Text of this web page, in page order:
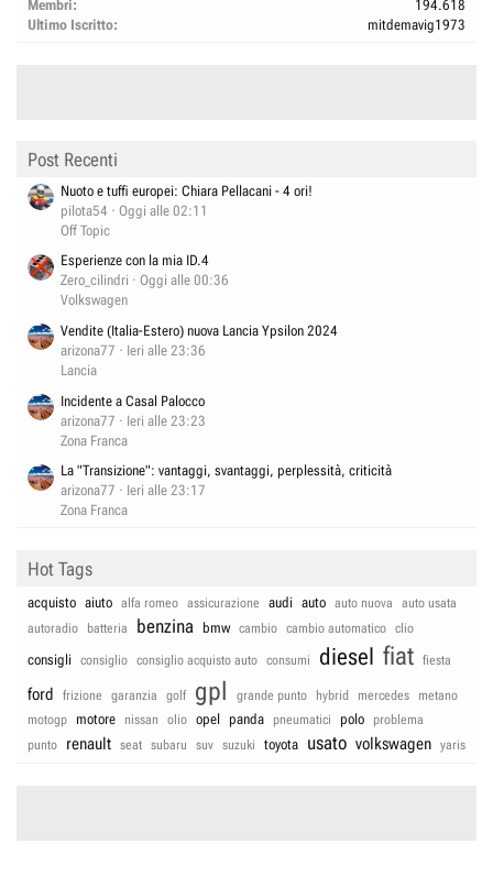
Membri
194.618
Ultimo Iscritto
mitdemavig1973
Post Recenti
Nuoto e tuffi europei: Chiara Pellacani - 4 ori!
pilota54
Oggi alle 02:11
Off Topic
Esperienze con la mia ID.4
Zero_cilindri
Oggi alle 00:36
Volkswagen
Vendite (Italia-Estero) nuova Lancia Ypsilon 2024
arizona77
Ieri alle 23:36
Lancia
Incidente a Casal Palocco
arizona77
Ieri alle 23:23
Zona Franca
La "Transizione": vantaggi, svantaggi, perplessità, criticità
arizona77
Ieri alle 23:17
Zona Franca
Hot Tags
acquisto aiuto alfa romeo assicurazione audi auto auto nuova
auto usata
autoradio
batteria benzina bmw cambio cambio automatico clio
consigli consiglio consiglio acquisto auto consumi diesel fiat fiesta
ford frizione garanzia golf gpl grande punto hybrid mercedes
metano
motogp
motore nissan olio opel panda pneumatici polo
problema
punto
renault seat subaru suv suzuki toyota usato volkswagen yaris